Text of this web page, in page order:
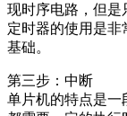
现时序电路，但是
定时器的使用是非
基础。
第三步：中断
单片机的特点是一